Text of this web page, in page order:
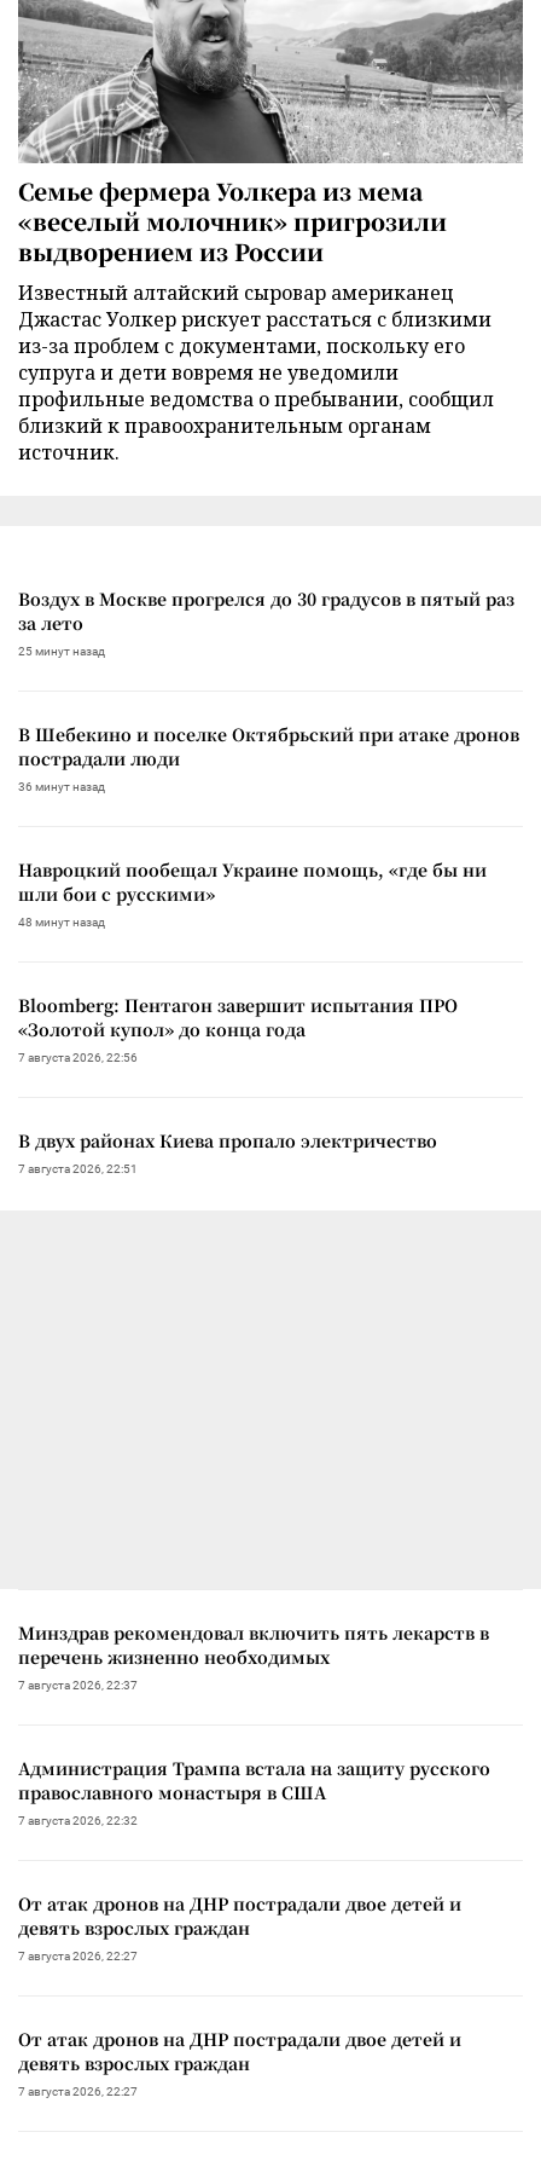
Семье фермера Уолкера из мема
«веселый молочник» пригрозили
выдворением из России
Известный алтайский сыровар американец
Джастас Уолкер рискует расстаться с близкими
из-за проблем с документами, поскольку его
супруга и дети вовремя не уведомили
профильные ведомства о пребывании, сообщил
близкий к правоохранительным органам
источник.
Воздух в Москве прогрелся до 30 градусов в пятый раз
за лето
25 минут назад
В Шебекино и поселке Октябрьский при атаке дронов
пострадали люди
36 минут назад
Навроцкий пообещал Украине помощь, «где бы ни
шли бои с русскими»
48 минут назад
Bloomberg: Пентагон завершит испытания ПРО
«Золотой купол» до конца года
7 августа 2026, 22:56
В двух районах Киева пропало электричество
7 августа 2026, 22:51
Минздрав рекомендовал включить пять лекарств в
перечень жизненно необходимых
7 августа 2026, 22:37
Администрация Трампа встала на защиту русского
православного монастыря в США
7 августа 2026, 22:32
От атак дронов на ДНР пострадали двое детей и
девять взрослых граждан
7 августа 2026, 22:27
От атак дронов на ДНР пострадали двое детей и
девять взрослых граждан
7 августа 2026, 22:27